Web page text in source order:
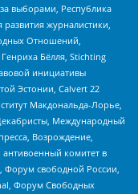
выборами, Республика
журналистики,
Отношений,
Бёлля, Stichting
инициативы
Эстонии, Calvert 22
Макдональда-Лорье,
Международный
Возрождение,
антивоенный комитет в
Форум свободной России,
Форум Свободных